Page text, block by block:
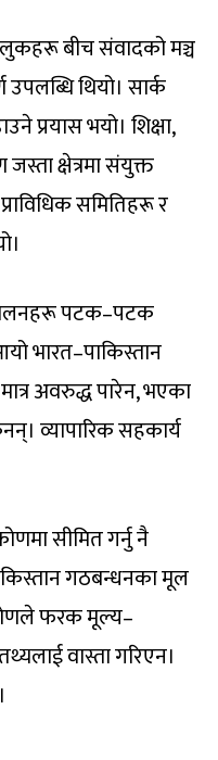
बीच संवादको मञ्च
थियो। सार्क
प्रयास भयो। शिक्षा,
जस्ता क्षेत्रमा संयुक्त
समितिहरू र
पटक–पटक
भारत–पाकिस्तान
अवरुद्ध पारेन, भएका
व्यापारिक सहकार्य
सीमित गर्नु नै
गठबन्धनका मूल
फरक मूल्य–
वास्ता गरिएन।